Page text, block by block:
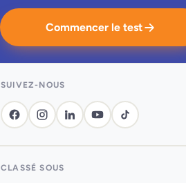
Commencer le test
SUIVEZ-NOUS
CLASSÉ SOUS